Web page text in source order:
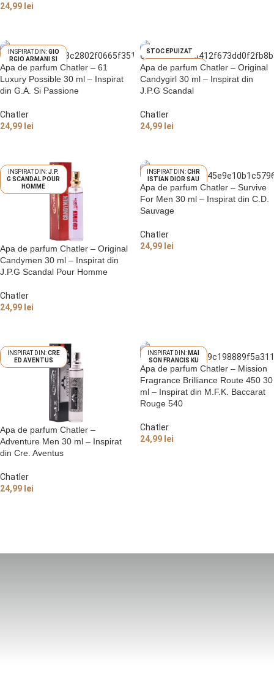
24,99 lei
GIO
RGIO ARMANI SI
PASSIONE
Apa de parfum Chatler – 61
Luxury Possible 30 ml – Inspirat
din G.A. Si Passione
Chatler
24,99 lei
STOC EPUIZAT
JEA
N PAUL GAULTIER
SCANDAL
Apa de parfum Chatler – Original
Candygirl 30 ml – Inspirat din
J.P.G Scandal
Chatler
24,99 lei
J.P.
G SCANDAL POUR
HOMME
Apa de parfum Chatler – Original
Candymen 30 ml – Inspirat din
J.P.G Scandal Pour Homme
Chatler
24,99 lei
CHR
ISTIAN DIOR SAU
VAGE
Apa de parfum Chatler – Survive
For Men 30 ml – Inspirat din C.D.
Sauvage
Chatler
24,99 lei
CRE
ED AVENTUS
Apa de parfum Chatler –
Adventure Men 30 ml – Inspirat
din Cre. Aventus
Chatler
24,99 lei
MAI
SON FRANCIS KU
RKDJIAN BACCAR
AT ROUGE 540
Apa de parfum Chatler – Mission
Fragrance Brilliance Route 450 30
ml – Inspirat din M.F.K. Baccarat
Rouge 540
Chatler
24,99 lei